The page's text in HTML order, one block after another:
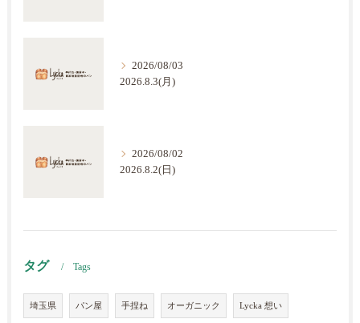
2026/08/03
2026.8.3(月)
2026/08/02
2026.8.2(日)
タグ Tags
埼玉県 パン屋 手捏ね オーガニック Lycka 想い